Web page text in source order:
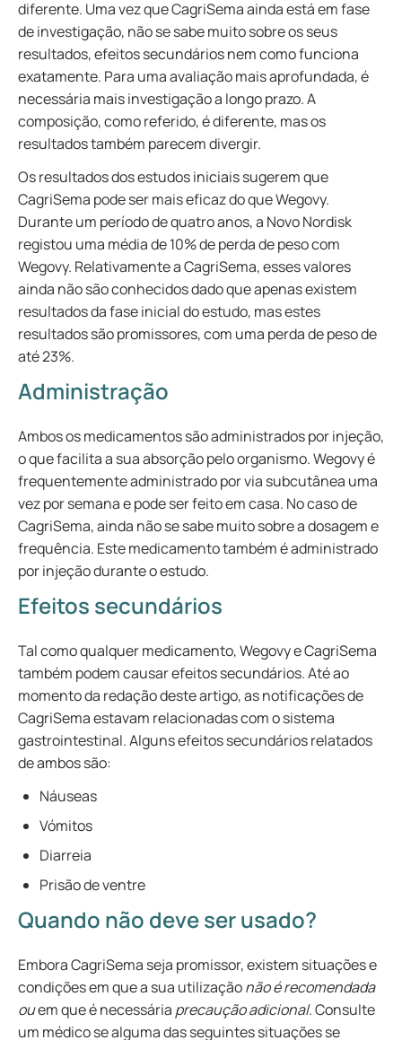
diferente. Uma vez que CagriSema ainda está em fase
de investigação, não se sabe muito sobre os seus
resultados, efeitos secundários nem como funciona
exatamente. Para uma avaliação mais aprofundada, é
necessária mais investigação a longo prazo. A
composição, como referido, é diferente, mas os
resultados também parecem divergir.
Os resultados dos estudos iniciais sugerem que
CagriSema pode ser mais eficaz do que Wegovy.
Durante um período de quatro anos, a Novo Nordisk
registou uma média de 10% de perda de peso com
Wegovy. Relativamente a CagriSema, esses valores
ainda não são conhecidos dado que apenas existem
resultados da fase inicial do estudo, mas estes
resultados são promissores, com uma perda de peso de
até 23%.
Administração
Ambos os medicamentos são administrados por injeção,
o que facilita a sua absorção pelo organismo. Wegovy é
frequentemente administrado por via subcutânea uma
vez por semana e pode ser feito em casa. No caso de
CagriSema, ainda não se sabe muito sobre a dosagem e
frequência. Este medicamento também é administrado
por injeção durante o estudo.
Efeitos secundários
Tal como qualquer medicamento, Wegovy e CagriSema
também podem causar efeitos secundários. Até ao
momento da redação deste artigo, as notificações de
CagriSema estavam relacionadas com o sistema
gastrointestinal. Alguns efeitos secundários relatados
de ambos são:
Náuseas
Vómitos
Diarreia
Prisão de ventre
Quando não deve ser usado?
Embora CagriSema seja promissor, existem situações e
condições em que a sua utilizaçãonão é recomendada
ouem que é necessária precaução adicional. Consulte
um médico se alguma das seguintes situações se